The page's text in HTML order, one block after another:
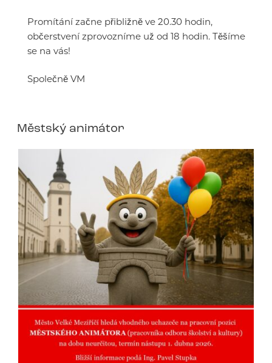
Promítání začne přibližně ve 20.30 hodin,
občerstvení zprovozníme už od 18 hodin. Těšíme
se na vás!
Společně VM
Městský animátor